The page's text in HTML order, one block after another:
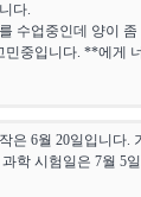
다.
수업중인데 양이 좀
중입니다. **에게
은 6월 20일입니다.
학 시험일은 7월 5